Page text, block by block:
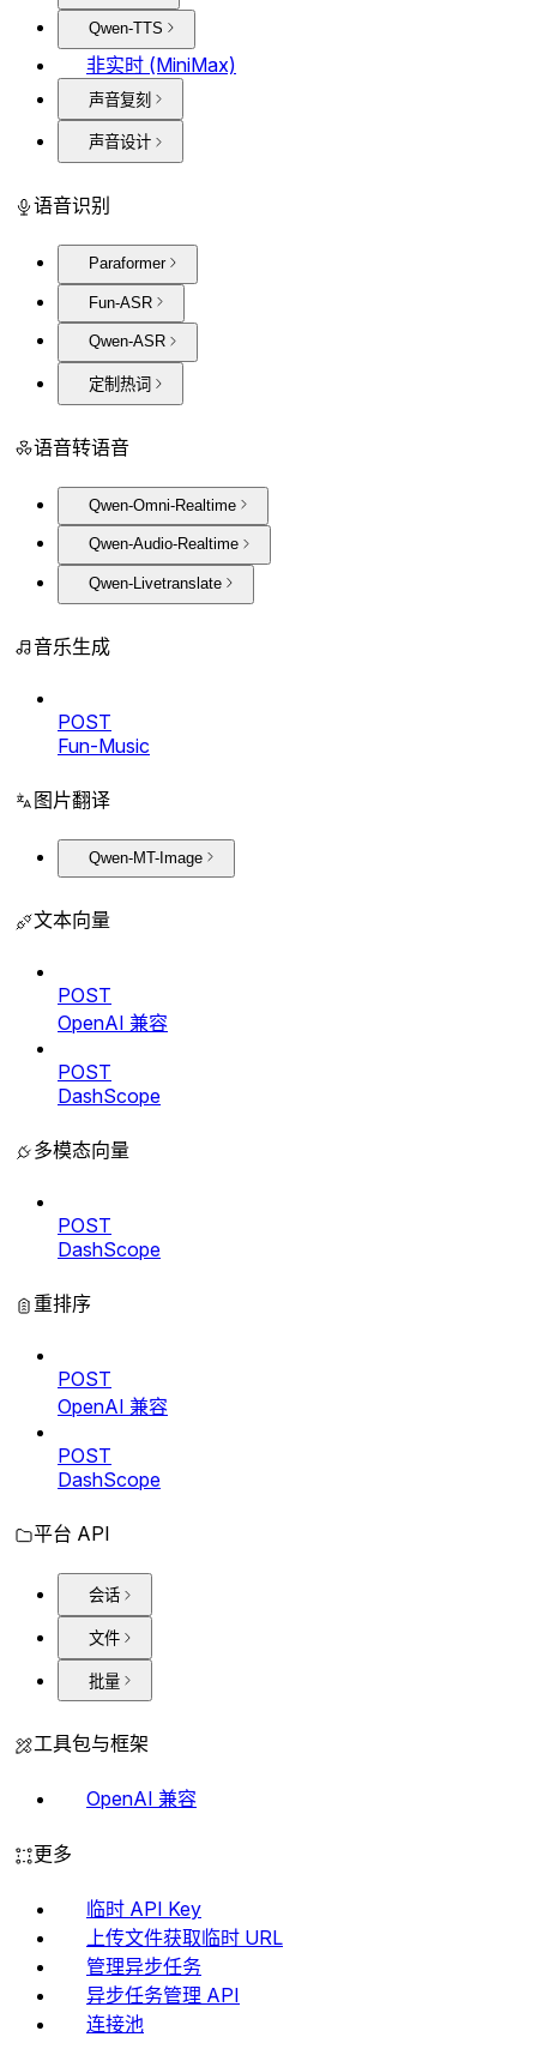
Qwen-TTS
非实时 (MiniMax)
声音复刻
声音设计
语音识别
Paraformer
Fun-ASR
Qwen-ASR
定制热词
语音转语音
Qwen-Omni-Realtime
Qwen-Audio-Realtime
Qwen-Livetranslate
音乐生成
POST
Fun-Music
图片翻译
Qwen-MT-Image
文本向量
POST
OpenAI 兼容
POST
DashScope
多模态向量
POST
DashScope
重排序
POST
OpenAI 兼容
POST
DashScope
平台 API
会话
文件
批量
工具包与框架
OpenAI 兼容
更多
临时 API Key
上传文件获取临时 URL
管理异步任务
异步任务管理 API
连接池